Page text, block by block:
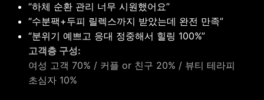
“하체 순환 관리 너무 시원했어요”
“수분팩+두피 릴렉스까지 받았는데 완전 만족”
“분위기 예쁘고 응대 정중해서 힐링 100%”
고객층 구성:
여성 고객 70% / 커플 or 친구 20% / 뷰티 테라피
초심자 10%